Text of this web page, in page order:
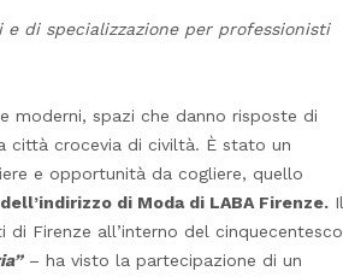
di specializzazione per professionisti
moderni, spazi che danno risposte di
città crocevia di civiltà. È stato un
e opportunità da cogliere, quello
di Moda di LABA Firenze. Il
Firenze all’interno del cinquecentesco
– ha visto la partecipazione di un